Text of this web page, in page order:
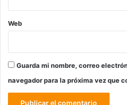
Web
Guarda mi nombre, correo
navegador para la próxima vez que